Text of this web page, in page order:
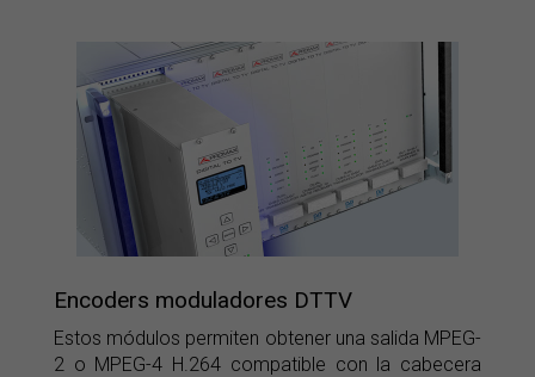
Encoders moduladores DTTV
Estos módulos permiten obtener una salida MPEG-
2 o MPEG-4 H.264 compatible con la cabecera